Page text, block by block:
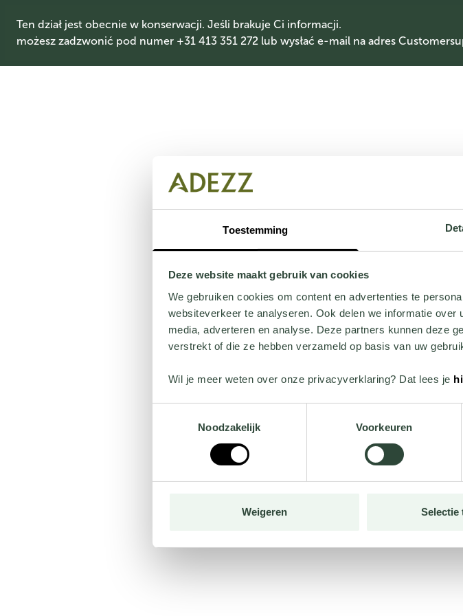
Toestemming
Deze website maakt gebruik van cookies
We gebruiken cookies om content en advertenties te
websiteverkeer te analyseren. Ook delen we informatie
media, adverteren en analyse. Deze partners kunnen deze
verstrekt of die ze hebben verzameld op basis van uw
Wil je meer weten over onze privacyverklaring? Dat lees je
Noodzakelijk
Voorkeuren
Weigeren Selectie
Ten dział jest obecnie w konserwacji. Jeśli brakuje Ci informacji.
możesz zadzwonić pod numer +31 413 351 272 lub wysłać e-mail na adres